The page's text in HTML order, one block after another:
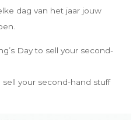
dag van het jaar jouw
Day to sell your second-
sell your second-hand stuff